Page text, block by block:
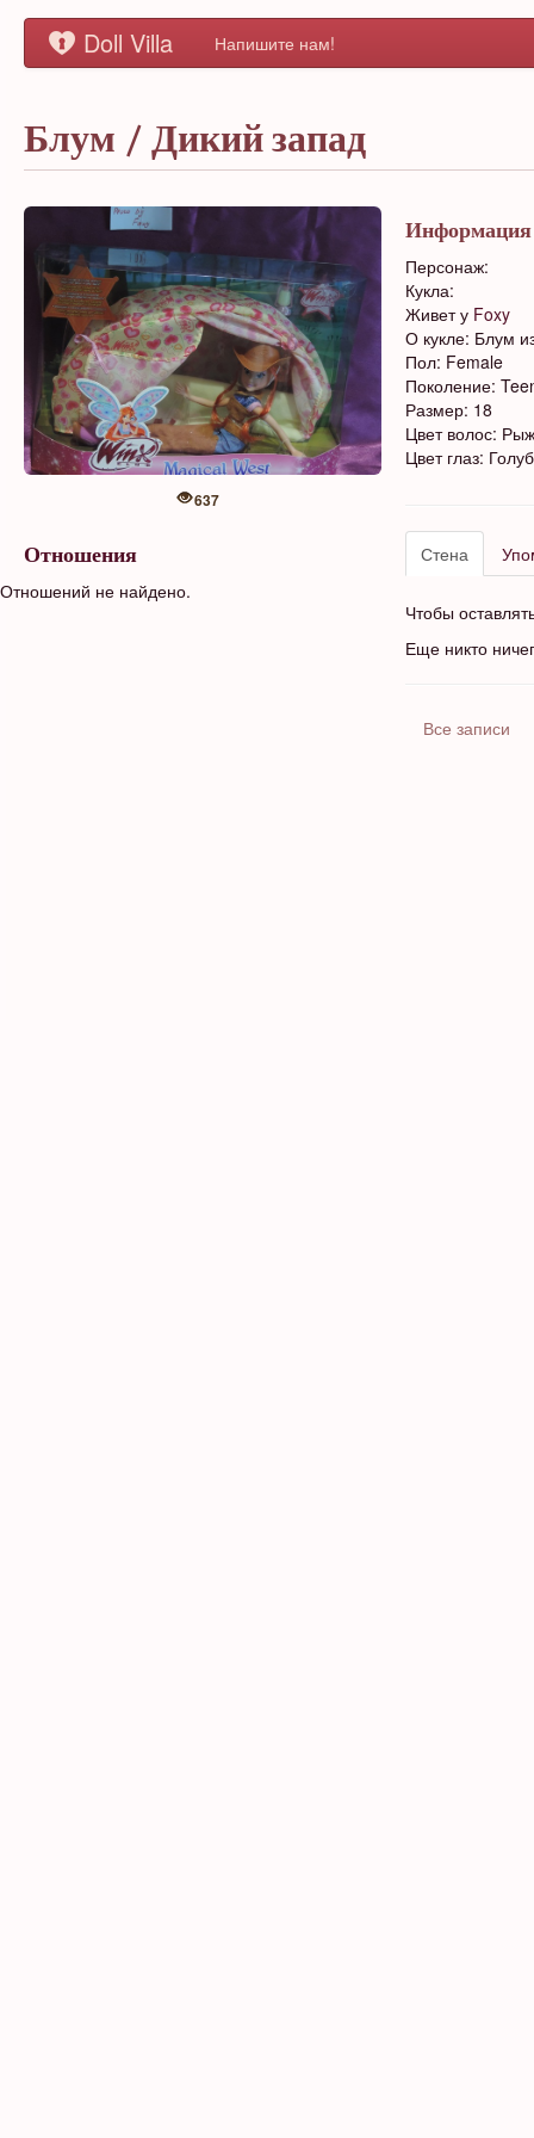
Doll Villa Напишите нам!
Блум / Дикий запад
637
Информация
Персонаж:
Кукла:
Живет у Foxy
О кукле: Блум
Пол: Female
Поколение:
Размер: 18
Цвет волос:
Цвет глаз:
Отношения
Отношений не найдено.
Стена
Чтобы
Еще никто
Все записи